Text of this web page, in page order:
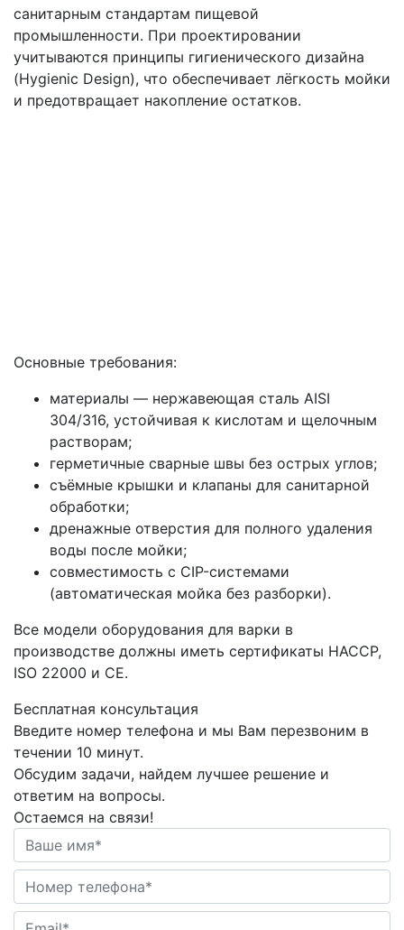
санитарным стандартам пищевой
промышленности. При проектировании
учитываются принципы гигиенического дизайна
(Hygienic Design), что обеспечивает лёгкость мойки
и предотвращает накопление остатков.
Основные требования:
материалы — нержавеющая сталь AISI
304/316, устойчивая к кислотам и щелочным
растворам;
герметичные сварные швы без острых углов;
съёмные крышки и клапаны для санитарной
обработки;
дренажные отверстия для полного удаления
воды после мойки;
совместимость с CIP-системами
(автоматическая мойка без разборки).
Все модели оборудования для варки в
производстве должны иметь сертификаты HACCP,
ISO 22000 и CE.
Бесплатная консультация
Введите номер телефона и мы Вам перезвоним в
течении 10 минут.
Обсудим задачи, найдем лучшее решение и
ответим на вопросы.
Остаемся на связи!